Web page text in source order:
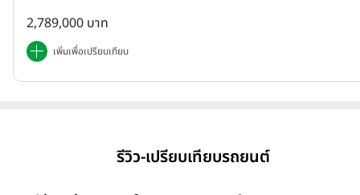
2,789,000 บาท
เพิ่มเพื่อเปรียบเทียบ
รีวิว-เปรียบเทียบรถยนต์